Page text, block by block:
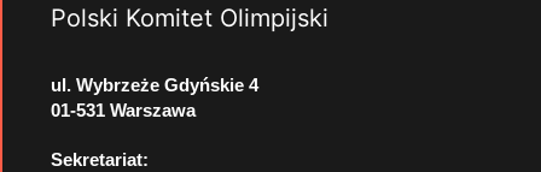
Polski Komitet Olimpijski
ul. Wybrzeże Gdyńskie 4
01-531 Warszawa
Sekretariat: